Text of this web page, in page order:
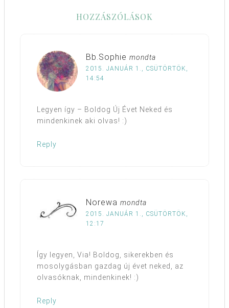
HOZZÁSZÓLÁSOK
Bb.Sophie mondta
2015. JANUÁR 1., CSÜTÖRTÖK,
14:54
Legyen így – Boldog Új Évet Neked és
mindenkinek aki olvas! :)
Reply
Norewa mondta
2015. JANUÁR 1., CSÜTÖRTÖK,
12:17
Így legyen, Via! Boldog, sikerekben és
mosolygásban gazdag új évet neked, az
olvasóknak, mindenkinek! :)
Reply